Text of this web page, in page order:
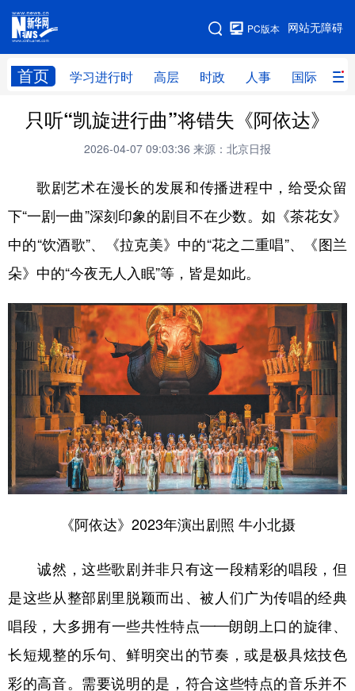
网站无障碍
PC版本
首页 学习进行时 高层 时政 人事 国际 财
网站地图
学习进行时 高层 时政 人事
财经 网评
台湾 思客智库 全球连线 教育
科技 科创 量子 体育
文化 书画 健康 军事
法律 中央文件 金融 汽车
食品 人居 信息化 数字经济
学术中国 乡村振兴 银龄 溯源中国
城市 旅游 能源 会展
彩票 娱乐 时尚 悦读
公益 一带一路 亚太网 上市公司
文化产业
地方频道
辽宁 吉林 上海 江苏
浙江 安徽 福建 江西
只听“凯旋进行曲”将错失《阿依达》
2026-04-07 09:03:36 来源：北京日报
歌剧艺术在漫长的发展和传播进程中，给受众留
下“一剧一曲”深刻印象的剧目不在少数。如《茶花女》
中的“饮酒歌”、《拉克美》中的“花之二重唱”、《图兰
朵》中的“今夜无人入眠”等，皆是如此。
《阿依达》2023年演出剧照 牛小北摄
诚然，这些歌剧并非只有这一段精彩的唱段，但
是这些从整部剧里脱颖而出、被人们广为传唱的经典
唱段，大多拥有一些共性特点——朗朗上口的旋律、
长短规整的乐句、鲜明突出的节奏，或是极具炫技色
彩的高音。需要说明的是，符合这些特点的音乐并不